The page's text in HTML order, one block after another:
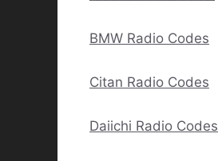
BMW Radio Codes
Citan Radio Codes
Daiichi Radio Codes